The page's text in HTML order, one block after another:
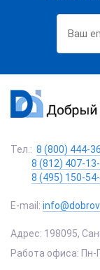
Тел.: 8 (800) 444-
8 (812) 407-
8 (495) 150-
E-mail:
Адрес: 198095,
Работа офиса: Пн-